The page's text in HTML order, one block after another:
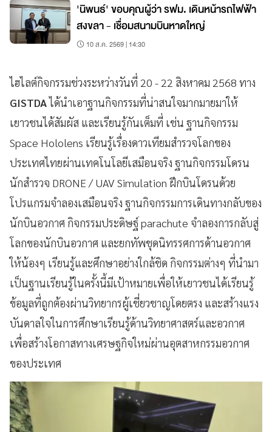
'นิพนธ์' ขอบคุณผู้ว่า รฟม. เดินหน้ารถไฟฟ้า
สงขลา - เชื่อมสนามบินหาดใหญ่
10 ส.ค. 2569 | 14:30
ไฮไลต์กิจกรรมช่วงระหว่างวันที่ 20 - 22 สิงหาคม 2568 ทาง
GISTDAได้นำเอาฐานกิจกรรมที่น่าสนใจมากมายมาให้
เยาวชนได้สัมผัส และเรียนรู้กันเต็มที่ เช่น ฐานกิจกรรม
Space Hololens เรียนรู้เรื่องดาวเทียมสำรวจโลกของ
ประเทศไทยผ่านเทคโนโลยีเสมือนจริง ฐานกิจกรรมโดรน
นักสำรวจ DRONE / UAV Simulation ฝึกบินโดรนด้วย
โปรแกรมจำลองเสมือนจริง ฐานกิจกรรมการเดินทางกลับของ
นักบินอวกาศ กิจกรรมประดิษฐ์ parachute จำลองการกลับสู่
โลกของนักบินอวกาศ และยกทัพชุดนิทรรศการด้านอวกาศ
ให้น้องๆ เรียนรู้และศึกษาอย่างใกล้ชิด กิจกรรมต่างๆ ที่นำมา
เป็นฐานเรียนรู้ในครั้งนี้มีเป้าหมายเพื่อให้เยาวชนได้เรียนรู้
ข้อมูลที่ถูกต้องผ่านวิทยากรผู้เชี่ยวชาญโดยตรง และสร้างแรง
บันดาลใจในการศึกษาเรียนรู้ด้านวิทยาศาสตร์และอวกาศ
เพื่อสร้างโอกาสทางเศรษฐกิจใหม่ผ่านอุตสาหกรรมอวกาศ
ของประเทศ